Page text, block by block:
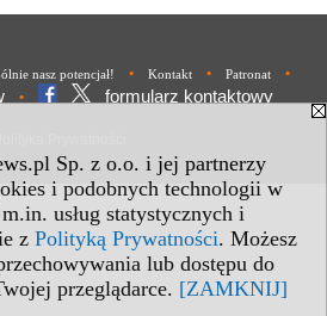
Sp. z o.o. i jej partnerzy
i podobnych technologii w
usług statystycznych i
z Polityką Prywatności. Możesz
lub dostępu do
przeglądarce. [ZAMKNIJ]
nasz potencjał! • Kontakt • Patronat •
• formularz kontaktowy